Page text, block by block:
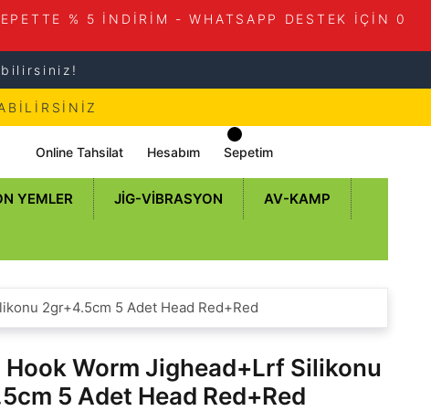
% 5 İNDİRİM - WHATSAPP DESTEK İÇİN 0
Online Tahsilat Hesabım Sepetim
YEMLER JIG-VIBRASYON AV-KAMP
2gr+4.5cm 5 Adet Head Red+Red
Hook Worm Jighead+Lrf Silikonu
5 Adet Head Red+Red